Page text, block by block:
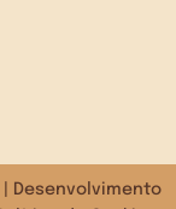
| Desenvolvimento